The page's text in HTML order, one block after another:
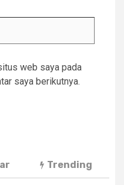
web saya pada
saya berikutnya.
Trending